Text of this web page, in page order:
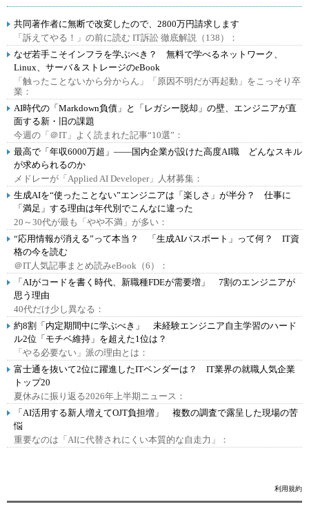
共同著作者に無断で改変したので、2800万円請求します
「訴えてやる！」の前に読む IT訴訟 徹底解説（138）：
なぜ若手こそインフラを学ぶべき？ 無料で学べるネットワーク、
Linux、サーバ＆ストレージのeBook
「触ったことないから分からん」「原因不明だが再起動」をこっそり卒
業：
AI時代の「Markdown負債」と「レガシー脱却」の壁、エンジニアが直
面する新・旧の課題
今週の「＠IT」よく読まれた記事“10選”：
最高で「年収6000万超」――国内企業が設けた高度AI職 どんなスキル
が求められるのか
メドレーが「Applied AI Developer」人材募集：
生成AIを“使ったことない”エンジニアは「楽しさ」が半分？ 仕事に
「満足」する理由は年代別でこんなに違った
20～30代が最も「やや不満」が多い：
“応用情報が消える”って本当？ 「生成AIパスポート」って何？ IT資
格の今を読む
＠IT人気記事まとめ読みeBook（6）：
「AIがコードを書く時代、新職種FDEが需要増」 7割のエンジニアが
思う理由
40代だけ少し異なる：
約8割「内定期間中に学ぶべき」 未経験エンジニア自主学習のハード
ル2位「モチベ維持」を超えた1位は？
「やる必要ない」派の理由とは：
富士通を抜いて2位に躍進したITベンダーは？ IT業界の就職人気企業
トップ20
夏休みに振り返る2026年上半期ニュース：
「AI活用する新人増えてOJT負担増」 複数の調査で露呈した現場の苦
悩
重要なのは「AIに代替されにくい本質的な自走力」：
利用規約